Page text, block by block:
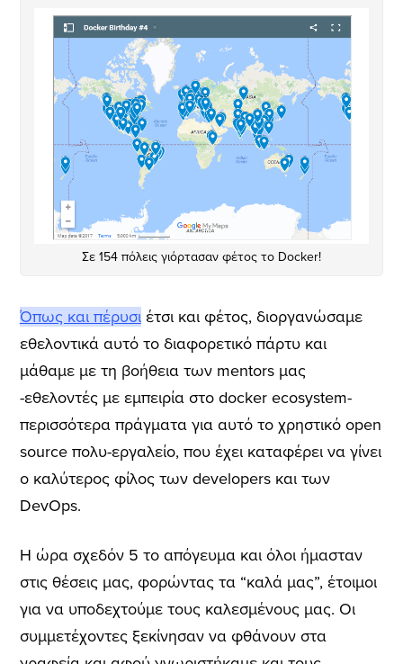
Σε 154 πόλεις γιόρτασαν φέτος το Docker!
Όπως και πέρυσιέτσι και φέτος, διοργανώσαμε
εθελοντικά αυτό το διαφορετικό πάρτυ και
μάθαμε με τη βοήθεια των mentors μας
-εθελοντές με εμπειρία στο docker ecosystem-
περισσότερα πράγματα για αυτό το χρηστικό open
source πολυ-εργαλείο, που έχει καταφέρει να γίνει
ο καλύτερος φίλος των developers και των
DevOps.
Η ώρα σχεδόν 5 το απόγευμα και όλοι ήμασταν
στις θέσεις μας, φορώντας τα “καλά μας”, έτοιμοι
για να υποδεχτούμε τους καλεσμένους μας. Οι
συμμετέχοντες ξεκίνησαν να φθάνουν στα